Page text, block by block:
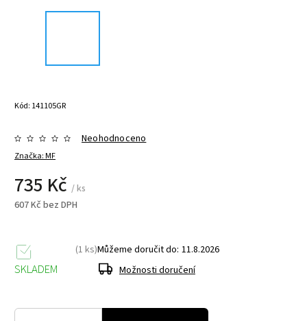
Kód: 141105GR
Značka:MF
Neohodnoceno
735 Kč / ks
607 Kč bez DPH
SKLADEM
(1 ks)Můžeme doručit do: 11.8.2026
Možnosti doručení